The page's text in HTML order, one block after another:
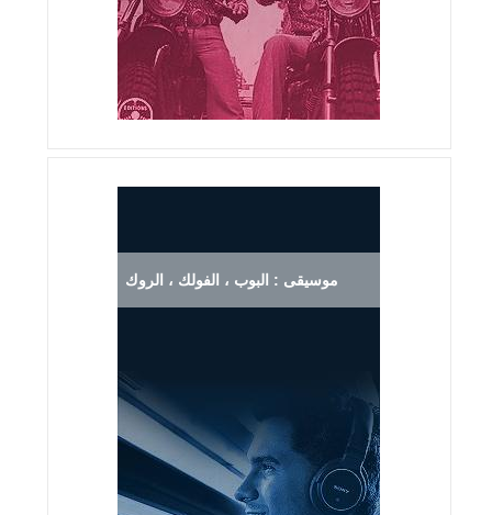
موسيقى : البوب ، الفولك ، الروك